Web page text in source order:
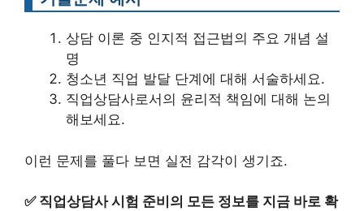
상담 이론 중 인지적 접근법의 주요 개념 설
명
청소년 직업 발달 단계에 대해 서술하세요.
직업상담사로서의 윤리적 책임에 대해 논의
해보세요.
이런 문제를 풀다 보면 실전 감각이 생기죠.
✅ 직업상담사 시험 준비의 모든 정보를 지금 바로 확